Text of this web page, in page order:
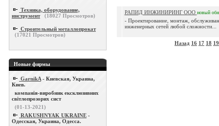
Техника, оборудование,
инструмент
(18027 Просмотров)
Строительный металлопрокат
(17021 Просмотров)
Новые фирмы
GarnikA - Киевская, Украина,
Киев.
компанія-виробник ексклюзивних
світлопрозорих сист
(01-13-2021)
RAKUSHNYAK UKRAINE -
Одесская, Украина, Одесса.
РАПИД ИНЖИНИРИНГ ООО новый
- Проектирование, монтаж,
инженерных сетей любой сложности...
Назад 16 17 18 19